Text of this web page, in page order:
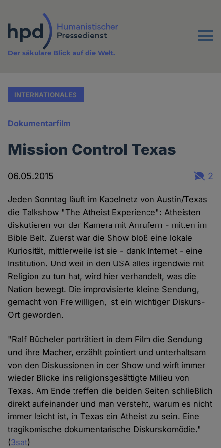
Inhalt
Menu
Der säkulare Blick auf die Welt.
INTERNATIONALES
Dokumentarfilm
Mission Control Texas
06.05.2015 2
Jeden Sonntag läuft im Kabelnetz von Austin/Texas
die Talkshow "The Atheist Experience": Atheisten
diskutieren vor der Kamera mit Anrufern - mitten im
Bible Belt. Zuerst war die Show bloß eine lokale
Kuriosität, mittlerweile ist sie - dank Internet - eine
Institution. Und weil in den USA alles irgendwie mit
Religion zu tun hat, wird hier verhandelt, was die
Nation bewegt. Die improvisierte kleine Sendung,
gemacht von Freiwilligen, ist ein wichtiger Diskurs-
Ort geworden.
"Ralf Bücheler porträtiert in dem Film die Sendung
und ihre Macher, erzählt pointiert und unterhaltsam
von den Diskussionen in der Show und wirft immer
wieder Blicke ins religionsgesättigte Milieu von
Texas. Am Ende treffen die beiden Seiten schließlich
direkt aufeinander und man versteht, warum es nicht
immer leicht ist, in Texas ein Atheist zu sein. Eine
tragikomische dokumentarische Diskurskomödie."
(3sat)